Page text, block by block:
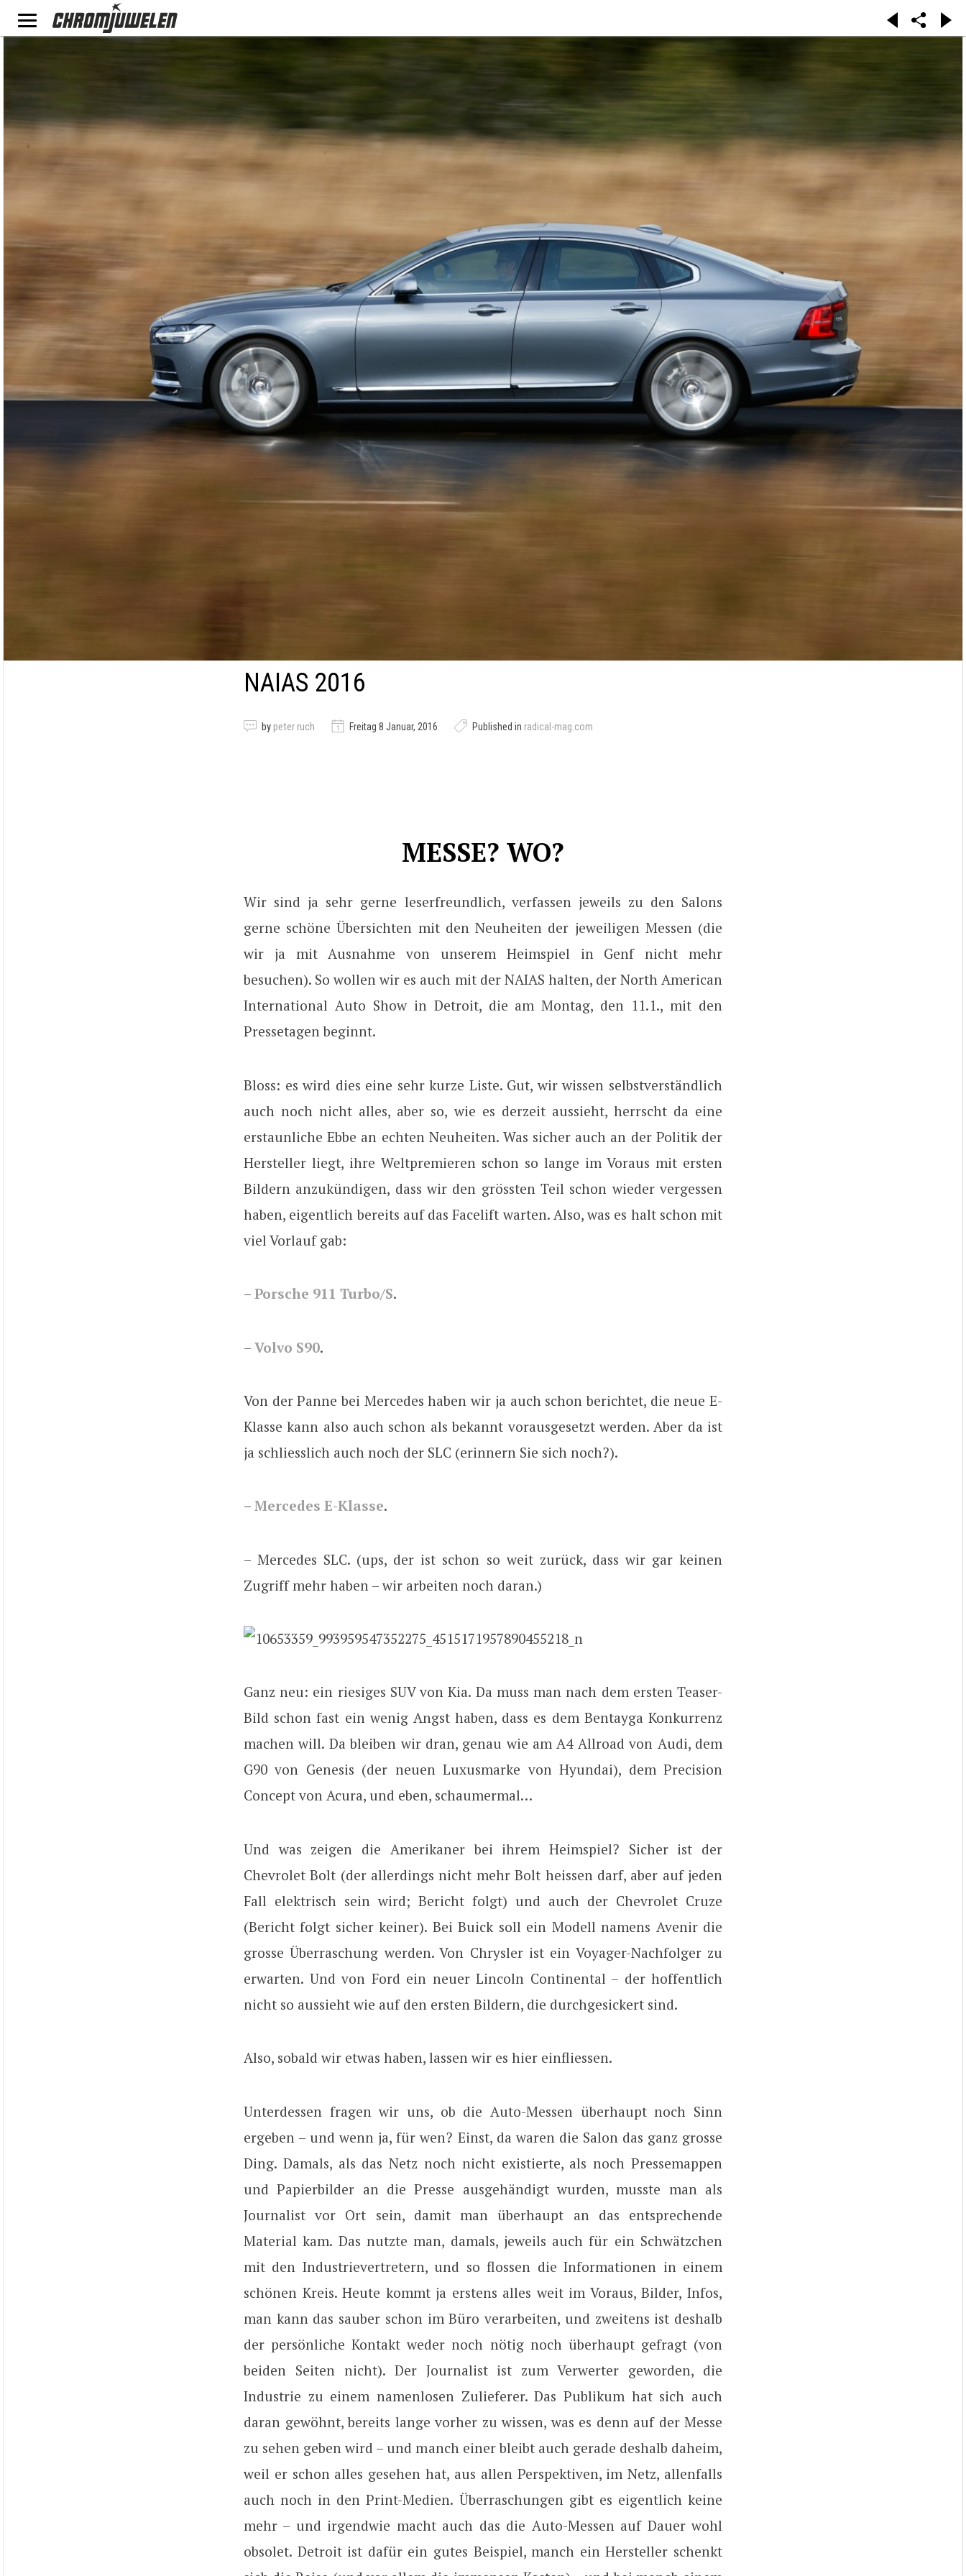
NAIAS 2016
by peter ruch Freitag 8 Januar, 2016 Published in radical-mag.com
MESSE? WO?
Wir sind ja sehr gerne leserfreundlich, verfassen jeweils zu den Salons
gerne schöne Übersichten mit den Neuheiten der jeweiligen Messen (die
wir ja mit Ausnahme von unserem Heimspiel in Genf nicht mehr
besuchen). So wollen wir es auch mit der NAIAS halten, der North American
International Auto Show in Detroit, die am Montag, den 11.1., mit den
Pressetagen beginnt.
Bloss: es wird dies eine sehr kurze Liste. Gut, wir wissen selbstverständlich
auch noch nicht alles, aber so, wie es derzeit aussieht, herrscht da eine
erstaunliche Ebbe an echten Neuheiten. Was sicher auch an der Politik der
Hersteller liegt, ihre Weltpremieren schon so lange im Voraus mit ersten
Bildern anzukündigen, dass wir den grössten Teil schon wieder vergessen
haben, eigentlich bereits auf das Facelift warten. Also, was es halt schon mit
viel Vorlauf gab:
– Porsche 911 Turbo/S.
– Volvo S90.
Von der Panne bei Mercedes haben wir ja auch schon berichtet, die neue E-
Klasse kann also auch schon als bekannt vorausgesetzt werden. Aber da ist
ja schliesslich auch noch der SLC (erinnern Sie sich noch?).
– Mercedes E-Klasse.
– Mercedes SLC. (ups, der ist schon so weit zurück, dass wir gar keinen
Zugriff mehr haben – wir arbeiten noch daran.)
Ganz neu: ein riesiges SUV von Kia. Da muss man nach dem ersten Teaser-
Bild schon fast ein wenig Angst haben, dass es dem Bentayga Konkurrenz
machen will. Da bleiben wir dran, genau wie am A4 Allroad von Audi, dem
G90 von Genesis (der neuen Luxusmarke von Hyundai), dem Precision
Concept von Acura, und eben, schaumermal…
Und was zeigen die Amerikaner bei ihrem Heimspiel? Sicher ist der
Chevrolet Bolt (der allerdings nicht mehr Bolt heissen darf, aber auf jeden
Fall elektrisch sein wird; Bericht folgt) und auch der Chevrolet Cruze
(Bericht folgt sicher keiner). Bei Buick soll ein Modell namens Avenir die
grosse Überraschung werden. Von Chrysler ist ein Voyager-Nachfolger zu
erwarten. Und von Ford ein neuer Lincoln Continental – der hoffentlich
nicht so aussieht wie auf den ersten Bildern, die durchgesickert sind.
Also, sobald wir etwas haben, lassen wir es hier einfliessen.
Unterdessen fragen wir uns, ob die Auto-Messen überhaupt noch Sinn
ergeben – und wenn ja, für wen? Einst, da waren die Salon das ganz grosse
Ding. Damals, als das Netz noch nicht existierte, als noch Pressemappen
und Papierbilder an die Presse ausgehändigt wurden, musste man als
Journalist vor Ort sein, damit man überhaupt an das entsprechende
Material kam. Das nutzte man, damals, jeweils auch für ein Schwätzchen
mit den Industrievertretern, und so flossen die Informationen in einem
schönen Kreis. Heute kommt ja erstens alles weit im Voraus, Bilder, Infos,
man kann das sauber schon im Büro verarbeiten, und zweitens ist deshalb
der persönliche Kontakt weder noch nötig noch überhaupt gefragt (von
beiden Seiten nicht). Der Journalist ist zum Verwerter geworden, die
Industrie zu einem namenlosen Zulieferer. Das Publikum hat sich auch
daran gewöhnt, bereits lange vorher zu wissen, was es denn auf der Messe
zu sehen geben wird – und manch einer bleibt auch gerade deshalb daheim,
weil er schon alles gesehen hat, aus allen Perspektiven, im Netz, allenfalls
auch noch in den Print-Medien. Überraschungen gibt es eigentlich keine
mehr – und irgendwie macht auch das die Auto-Messen auf Dauer wohl
obsolet. Detroit ist dafür ein gutes Beispiel, manch ein Hersteller schenkt